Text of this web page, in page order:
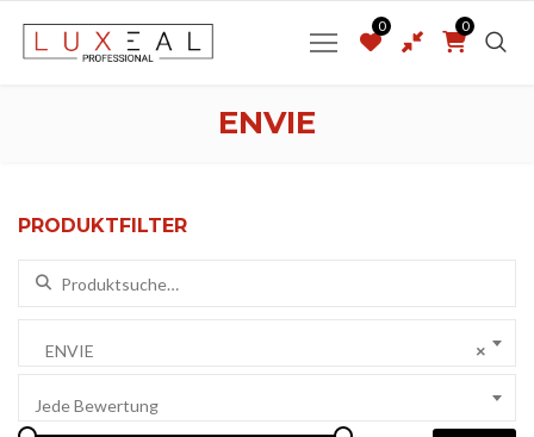
0 0
ENVIE
PRODUKTFILTER
Suchen nach:
×
ENVIE
Jede Bewertung